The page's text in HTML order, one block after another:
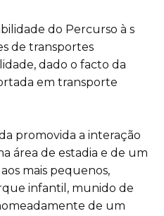
do Percurso à s
de transportes
dado o facto da
em transporte
promovida a interação
área de estadia e de um
mais pequenos,
infantil, munido de
de um